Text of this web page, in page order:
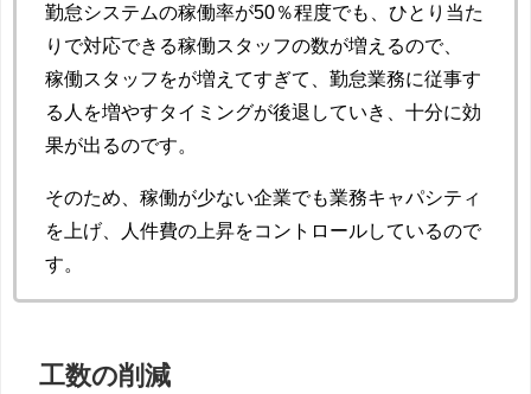
勤怠システムの稼働率が50％程度でも、ひとり当た
りで対応できる稼働スタッフの数が増えるので、
稼働スタッフをが増えてすぎて、勤怠業務に従事す
る人を増やすタイミングが後退していき、十分に効
果が出るのです。
そのため、稼働が少ない企業でも業務キャパシティ
を上げ、人件費の上昇をコントロールしているので
す。
工数の削減